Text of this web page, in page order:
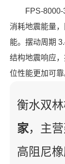
FPS-
消耗地震能量
能。摆动周期
结构地震响应
位性能更加可靠
衡水双
家，主
高阻尼